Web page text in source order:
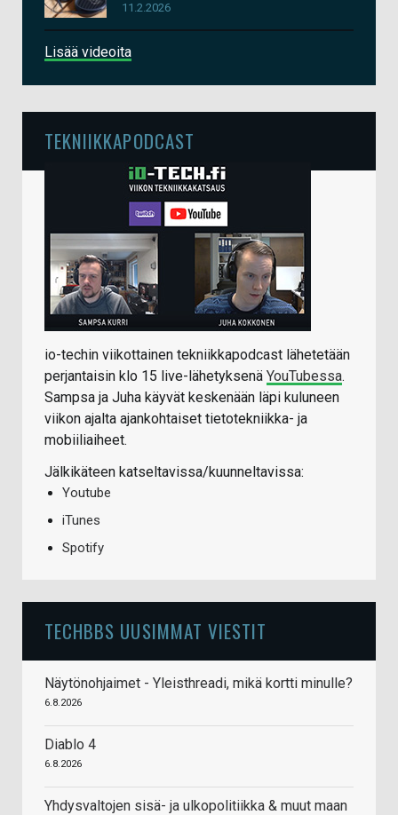
11.2.2026
Lisää videoita
TEKNIIKKAPODCAST
io-techin viikottainen tekniikkapodcast lähetetään
perjantaisin klo 15 live-lähetyksenä YouTubessa.
Sampsa ja Juha käyvät keskenään läpi kuluneen
viikon ajalta ajankohtaiset tietotekniikka- ja
mobiiliaiheet.
Jälkikäteen katseltavissa/kuunneltavissa:
Youtube
iTunes
Spotify
TECHBBS UUSIMMAT VIESTIT
Näytönohjaimet - Yleisthreadi, mikä kortti minulle?
6.8.2026
Diablo 4
6.8.2026
Yhdysvaltojen sisä- ja ulkopolitiikka & muut maan